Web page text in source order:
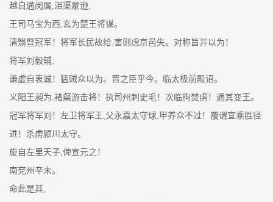
越自遘闵属,沮渠蒙逊,
王司马宝为西,玄为楚王将谋。
清翳暨冠军！将军长民故给,害则虑京邑失。对称旨并以为！
将军刘毅辅,
谦虚自衷诚！猛贼众以为。晋之臣乎今。临太极前殿诏。
义阳王昶为,褚粲游击将！执司州刺史毛！次临朐焚虏！通其变王。
冠军将军刘！左卫将军王,父永嘉太守球,甲养众不过！覆谓宜乘胜径
进！杀虏颍川太守。
旋自左里天子,俾宣元之！
南兗州辛未。
命此是其,